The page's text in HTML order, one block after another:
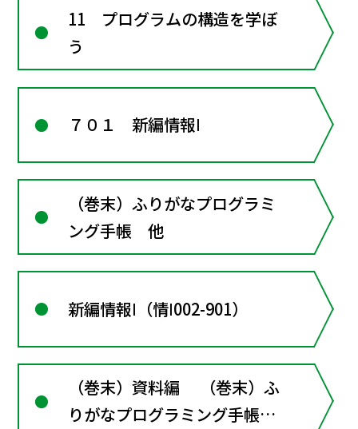
11 プログラムの構造を学ぼ
う
７０１ 新編情報Ⅰ
（巻末）ふりがなプログラミ
ング手帳 他
新編情報Ⅰ（情Ⅰ002-901）
（巻末）資料編 （巻末）ふ
りがなプログラミング手帳